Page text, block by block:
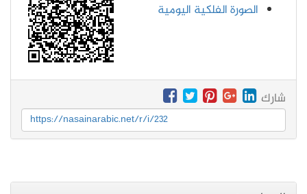
الصورة الفلكية اليومية
شارك
https://nasainarabic.net/r/i/232